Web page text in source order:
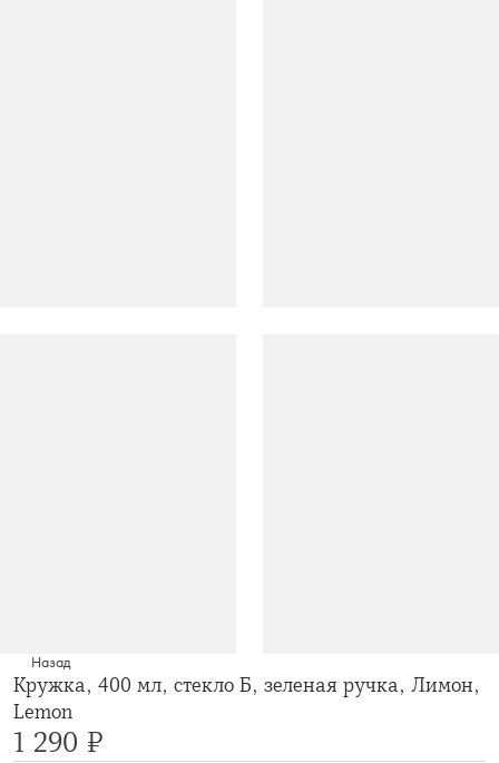
Назад
Кружка, 400 мл, стекло Б, зеленая ручка, Лимон,
Lemon
1 290 ₽